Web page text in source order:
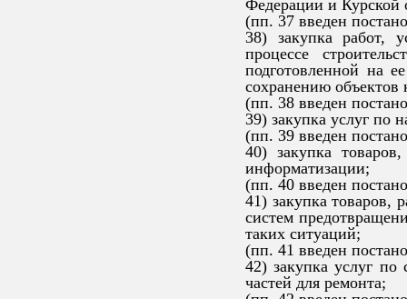
Федерации и Курской
(пп. 37 введен
38) закупка работ,
процессе
подготовленной на
сохранению объектов
(пп. 38 введен
39) закупка услуг по
(пп. 39 введен
40) закупка
информатизации;
(пп. 40 введен
41) закупка товаров,
систем
таких ситуаций;
(пп. 41 введен
42) закупка услуг по
частей для ремонта;